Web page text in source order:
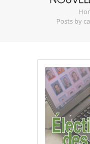
Posts by